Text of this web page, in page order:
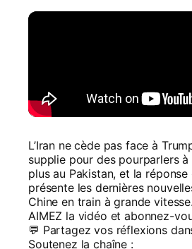
L’Iran ne cède pas face à
supplie pour des pourparlers
plus au Pakistan, et la
présente les dernières
Chine en train à grande vitesse.
AIMEZ la vidéo et abonnez-
💬 Partagez vos réflexions
Soutenez la chaîne :